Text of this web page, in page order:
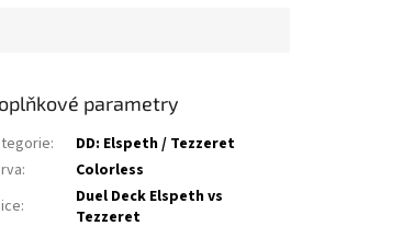
parametry
:
DD: Elspeth / Tezzeret
:
Colorless
:
Duel Deck Elspeth vs
Tezzeret